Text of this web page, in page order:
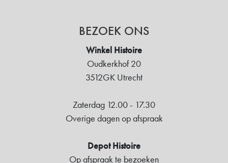
BEZOEK ONS
Winkel Histoire
Oudkerkhof 20
3512GK Utrecht
Zaterdag 12.00 - 17.30
Overige dagen op afspraak
Depot Histoire
Op afspraak te bezoeken